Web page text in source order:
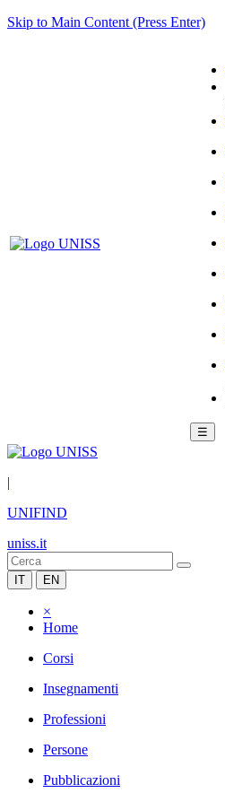
Skip to Main Content (Press Enter)
☰
|
UNIFIND
uniss.it
IT EN
×
Home
Corsi
Insegnamenti
Professioni
Persone
Pubblicazioni